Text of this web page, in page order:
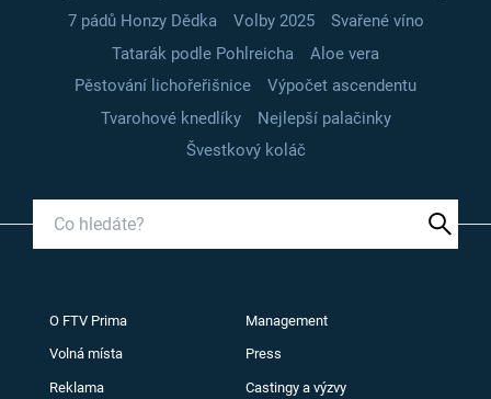
7 pádů Honzy Dědka
Volby 2025
Svařené víno
Tatarák podle Pohlreicha
Aloe vera
Pěstování lichořeřišnice
Výpočet ascendentu
Tvarohové knedlíky
Nejlepší palačinky
Švestkový koláč
O FTV Prima Management
Volná místa Press
Reklama Castingy a výzvy